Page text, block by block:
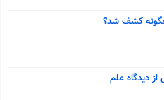
کشف شد؟
دیدگاه علم